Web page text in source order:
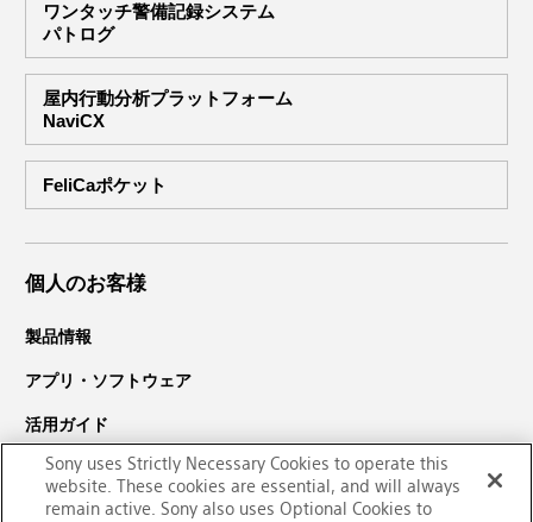
ワンタッチ警備記録システム
パトログ
屋内行動分析プラットフォーム
NaviCX
FeliCaポケット
個人のお客様
製品情報
アプリ・ソフトウェア
活用ガイド
サポート・ダウンロード
PaSoRi（パソリ）についての
Sony uses Strictly Necessary Cookies to operate this
website. These cookies are essential, and will always
remain active. Sony also uses Optional Cookies to